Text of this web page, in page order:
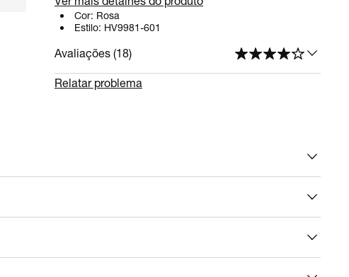
A entressola de espuma em todo o calçado oferece
conforto e amortecimento.
Flexibilidade: muito alta
A sola em borracha com recortes e sulcos finos na
maciez ao redor do tornozelo.
Cor: Rosa
Estilo: HV9981-601
Avaliações (18)
Relatar problema